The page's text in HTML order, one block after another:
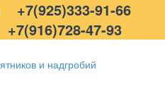
+7(925)333-91-66
+7(916)728-47-93